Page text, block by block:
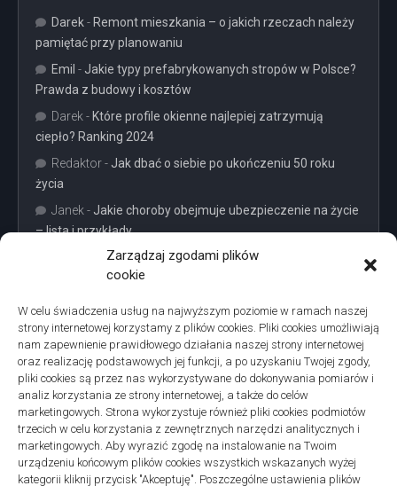
Zarządzaj zgodami plików
cookie
W celu świadczenia usług na najwyższym poziomie w ramach naszej
strony internetowej korzystamy z plików cookies. Pliki cookies umożliwiają
nam zapewnienie prawidłowego działania naszej strony internetowej
oraz realizację podstawowych jej funkcji, a po uzyskaniu Twojej zgody,
pliki cookies są przez nas wykorzystywane do dokonywania pomiarów i
analiz korzystania ze strony internetowej, a także do celów
marketingowych. Strona wykorzystuje również pliki cookies podmiotów
trzecich w celu korzystania z zewnętrznych narzędzi analitycznych i
marketingowych. Aby wyrazić zgodę na instalowanie na Twoim
urządzeniu końcowym plików cookies wszystkich wskazanych wyżej
kategorii kliknij przycisk "Akceptuję". Poszczególne ustawienia plików
Darek- Remont mieszkania – o jakich rzeczach należy
pamiętać przy planowaniu
Emil - Jakie typy prefabrykowanych stropów w Polsce?
Prawda z budowy i kosztów
Darek - Które profile okienne najlepiej zatrzymują
ciepło? Ranking 2024
Redaktor- Jak dbać o siebie po ukończeniu 50 roku
życia
Janek - Jakie choroby obejmuje ubezpieczenie na życie
– lista i przykłady
Projekty domów Podkarpacie
linki z nap